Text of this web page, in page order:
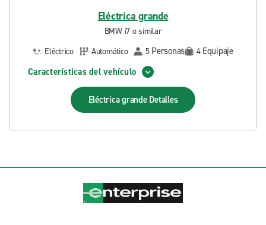
Eléctrica grande
BMW i7 o similar
Eléctrico
Automático 5 Personas 4 Equipaje
Características del vehículo
Eléctrica grande Detalles